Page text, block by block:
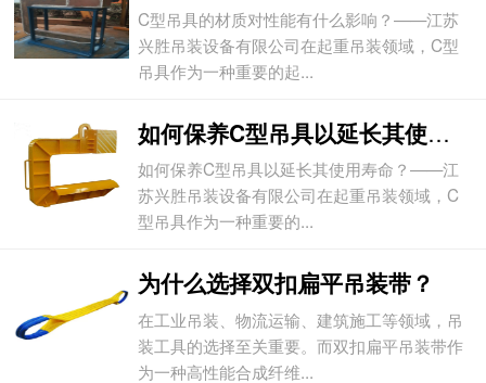
C型吊具的材质对性能有什么影响？——江苏
兴胜吊装设备有限公司在起重吊装领域，C型
吊具作为一种重要的起...
如何保养C型吊具以延长其使用寿命？
如何保养C型吊具以延长其使用寿命？——江
苏兴胜吊装设备有限公司在起重吊装领域，C
型吊具作为一种重要的...
为什么选择双扣扁平吊装带？
在工业吊装、物流运输、建筑施工等领域，吊
装工具的选择至关重要。而双扣扁平吊装带作
为一种高性能合成纤维...